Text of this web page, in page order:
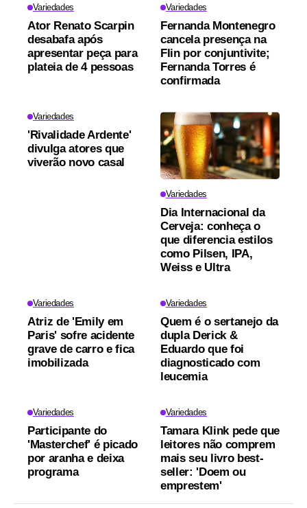
Variedades
Ator Renato Scarpin
desabafa após
apresentar peça para
plateia de 4 pessoas
Variedades
Fernanda Montenegro
cancela presença na
Flin por conjuntivite;
Fernanda Torres é
confirmada
Variedades
'Rivalidade Ardente'
divulga atores que
viverão novo casal
Variedades
Dia Internacional da
Cerveja: conheça o
que diferencia estilos
como Pilsen, IPA,
Weiss e Ultra
Variedades
Atriz de 'Emily em
Paris' sofre acidente
grave de carro e fica
imobilizada
Variedades
Quem é o sertanejo da
dupla Derick &
Eduardo que foi
diagnosticado com
leucemia
Variedades
Participante do
'Masterchef' é picado
por aranha e deixa
programa
Variedades
Tamara Klink pede que
leitores não comprem
mais seu livro best-
seller: 'Doem ou
emprestem'